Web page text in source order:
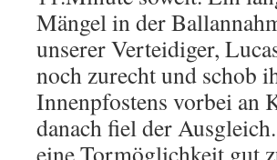
Mängel in der
unserer Verteidiger,
noch zurecht und schob
Innenpfostens vorbei an
danach fiel der
eine Tormöglichkeit gut